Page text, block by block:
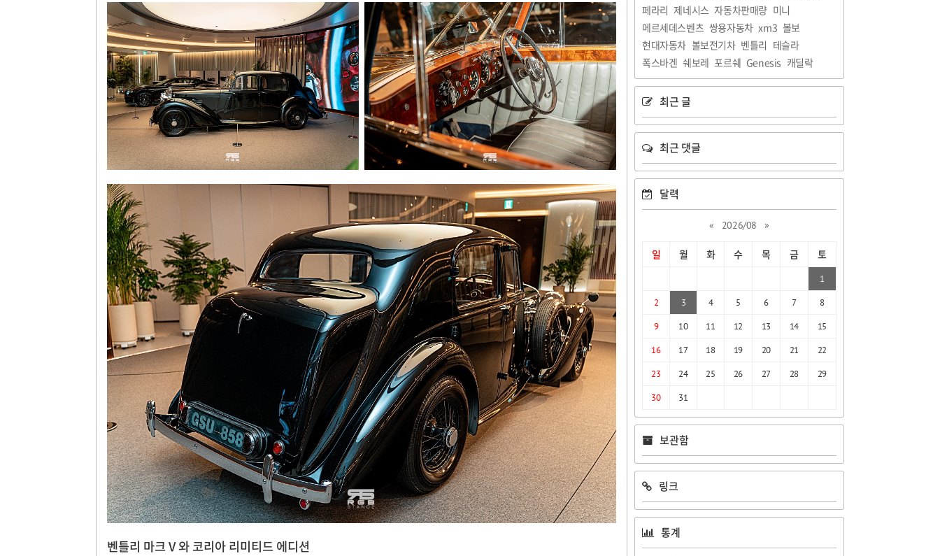
벤틀리 마크 V 와 코리아 리미티드 에디션
페라리 제네시스 자동차판매량 미니
메르세데스벤츠 쌍용자동차 xm3 볼보
현대자동차 볼보전기차 벤틀리 테슬라
폭스바겐 쉐보레 포르쉐 Genesis 캐딜락
최근 글
최근 댓글
달력
« 2026/08 »
일 월 화 수 목 금 토
1
2
3 4 5 6 7
8
9
10 11 12 13 14
15
16
17 18 19 20 21
22
23
24 25 26 27 28
29
30
31
보관함
링크
통계